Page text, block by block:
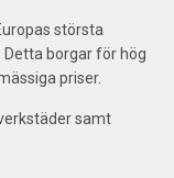
största
borgar för hög
priser.
samt